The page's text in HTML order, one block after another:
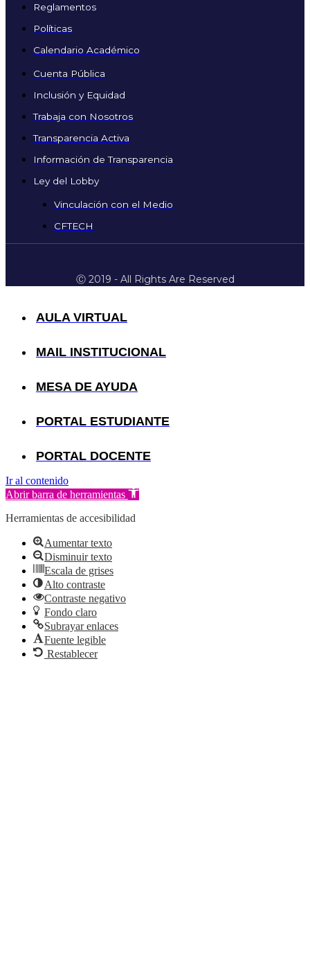
Reglamentos
Políticas
Calendario Académico
Cuenta Pública
Inclusión y Equidad
Trabaja con Nosotros
Transparencia Activa
Información de Transparencia
Ley del Lobby
Vinculación con el Medio
CFTECH
Ⓒ 2019 - All Rights Are Reserved
AULA VIRTUAL
MAIL INSTITUCIONAL
MESA DE AYUDA
PORTAL ESTUDIANTE
PORTAL DOCENTE
Ir al contenido
Abrir barra de herramientas
Herramientas de accesibilidad
Aumentar texto
Disminuir texto
Escala de grises
Alto contraste
Contraste negativo
Fondo claro
Subrayar enlaces
Fuente legible
Restablecer